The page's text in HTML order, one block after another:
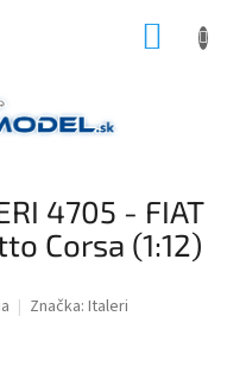
4705 - FIAT
Corsa (1:12)
Značka: Italeri